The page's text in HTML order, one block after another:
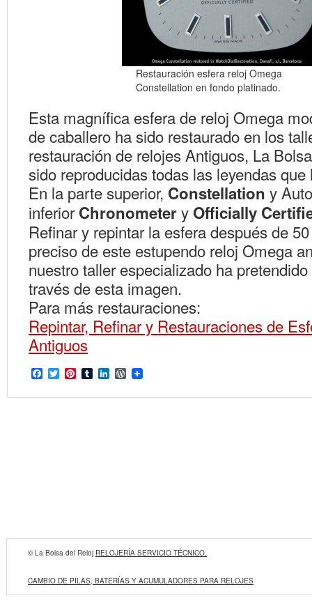
Restauración esfera reloj Omega
Constellation en fondo platinado.
Esta magnífica esfera de reloj Omega
de caballero ha sido restaurado en los
restauración de relojes Antiguos, La
sido reproducidas todas las leyendas
En la parte superior, Constellation y
inferiorChronometery Officially
Refinar y repintar la esfera después de
preciso de este estupendo reloj Omega
nuestro taller especializado ha
través de esta imagen.
Para más restauraciones:
Repintar, Refinar y Restauraciones de
Antiguos
Facebook
TwitterPinterest
TumblrLinkedInWordPress
© La Bolsa del Reloj RELOJERÍA SERVICIO TÉCNICO.
CAMBIO DE PILAS, BATERÍAS Y ACUMULADORES PARA RELOJES